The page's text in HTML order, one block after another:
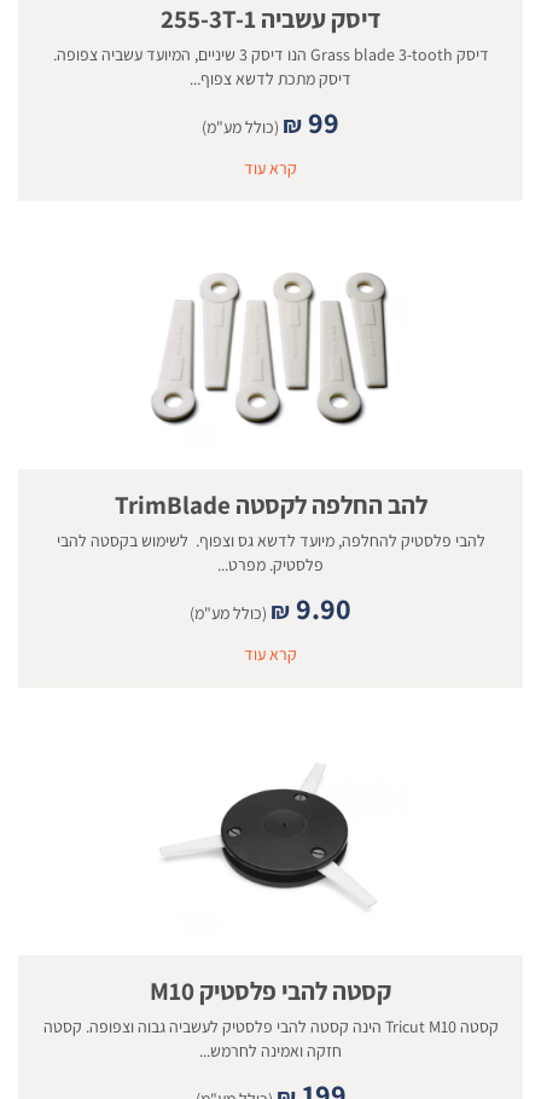
דיסק עשביה 255-3T-1
דיסק Grass blade 3-tooth הנו דיסק 3 שיניים, המיועד עשביה צפופה.
דיסק מתכת לדשא צפוף...
₪99
(כולל מע"מ)
קרא עוד
להב החלפה לקסטה TrimBlade
להבי פלסטיק להחלפה, מיועד לדשא גס וצפוף. לשימוש בקסטה להבי
פלסטיק. מפרט...
₪9.90
(כולל מע"מ)
קרא עוד
קסטה להבי פלסטיק M10
קסטה Tricut M10 הינה קסטה להבי פלסטיק לעשביה גבוה וצפופה. קסטה
חזקה ואמינה לחרמש...